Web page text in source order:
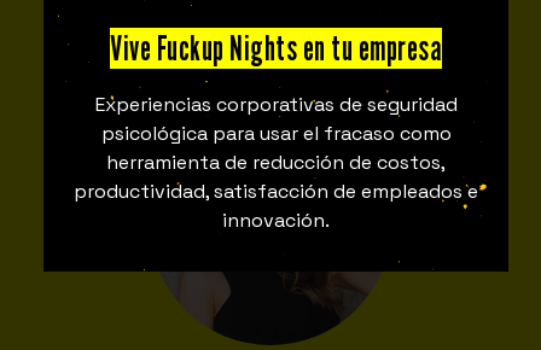
Vive Fuckup Nights en tu empresa
Experiencias corporativas de seguridad
psicológica para usar el fracaso como
herramienta de reducción de costos,
productividad, satisfacción de empleados e
innovación.